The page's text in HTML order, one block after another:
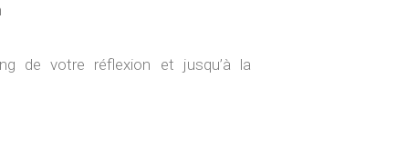
de votre réflexion et jusqu’à la